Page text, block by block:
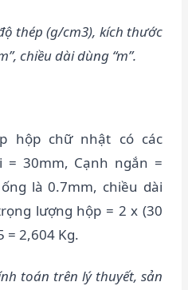
thép (g/cm3), kích thước
chiều dài dùng “m”.
hộp chữ nhật có các
= 30mm, Cạnh ngắn =
là 0.7mm, chiều dài
lượng hộp = 2 x (30
= 2,604 Kg.
toán trên lý thuyết, sản